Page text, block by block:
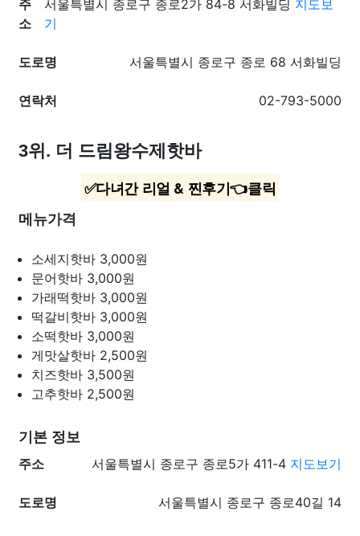
주
소
서울특별시 종로구 종로2가 84-8 서화빌딩 지도보
기
도로명 서울특별시 종로구 종로 68 서화빌딩
연락처 02-793-5000
3위. 더 드림왕수제핫바
✅다녀간 리얼 & 찐후기👈클릭
메뉴가격
소세지핫바 3,000원
문어핫바 3,000원
가래떡핫바 3,000원
떡갈비핫바 3,000원
소떡핫바 3,000원
게맛살핫바 2,500원
치즈핫바 3,500원
고추핫바 2,500원
기본 정보
주소
서울특별시 종로구 종로5가 411-4 지도보기
도로명 서울특별시 종로구 종로40길 14